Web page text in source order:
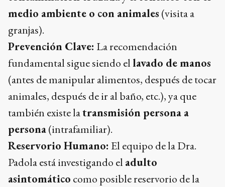
medio ambiente o con animales (visita a
granjas).
Prevención Clave: La recomendación
fundamental sigue siendo ellavado de manos
(antes de manipular alimentos, después de tocar
animales, después de ir al baño, etc.), ya que
también existe latransmisión persona a
persona(intrafamiliar).
Reservorio Humano: El equipo de la Dra.
Padola está investigando el adulto
asintomático como posible reservorio de la